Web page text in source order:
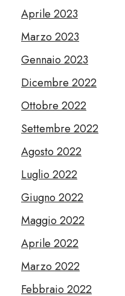
Aprile 2023
Marzo 2023
Gennaio 2023
Dicembre 2022
Ottobre 2022
Settembre 2022
Agosto 2022
Luglio 2022
Giugno 2022
Maggio 2022
Aprile 2022
Marzo 2022
Febbraio 2022